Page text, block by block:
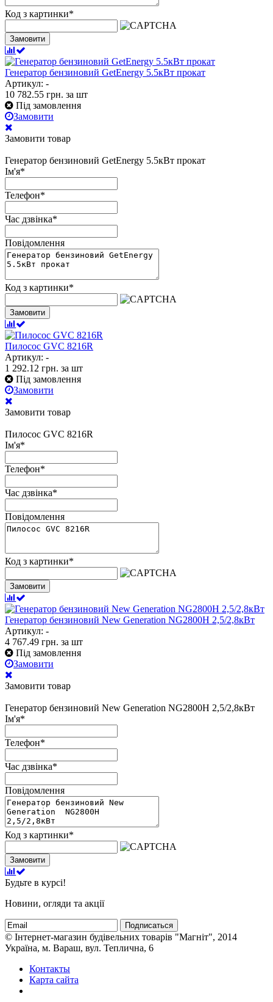
Код з картинки*
Замовити
Генератор бензиновий GetEnergy 5.5кВт прокат
Артикул: -
10 782.55 грн. за шт
Під замовлення
Замовити
Замовити товар
Генератор бензиновий GetEnergy 5.5кВт прокат
Ім'я*
Телефон*
Час дзвінка*
Повідомлення
Код з картинки*
Замовити
Пилосос GVC 8216R
Артикул: -
1 292.12 грн. за шт
Під замовлення
Замовити
Замовити товар
Пилосос GVC 8216R
Ім'я*
Телефон*
Час дзвінка*
Повідомлення
Код з картинки*
Замовити
Генератор бензиновий New Generation NG2800Н 2,5/2,8кВт
Артикул: -
4 767.49 грн. за шт
Під замовлення
Замовити
Замовити товар
Генератор бензиновий New Generation NG2800Н 2,5/2,8кВт
Ім'я*
Телефон*
Час дзвінка*
Повідомлення
Код з картинки*
Замовити
Будьте в курсі!
Новини, огляди та акції
Подписаться
© Інтернет-магазин будівельних товарів "Магніт", 2014
Україна, м. Вараш, вул. Теплична, 6
Контакты
Карта сайта